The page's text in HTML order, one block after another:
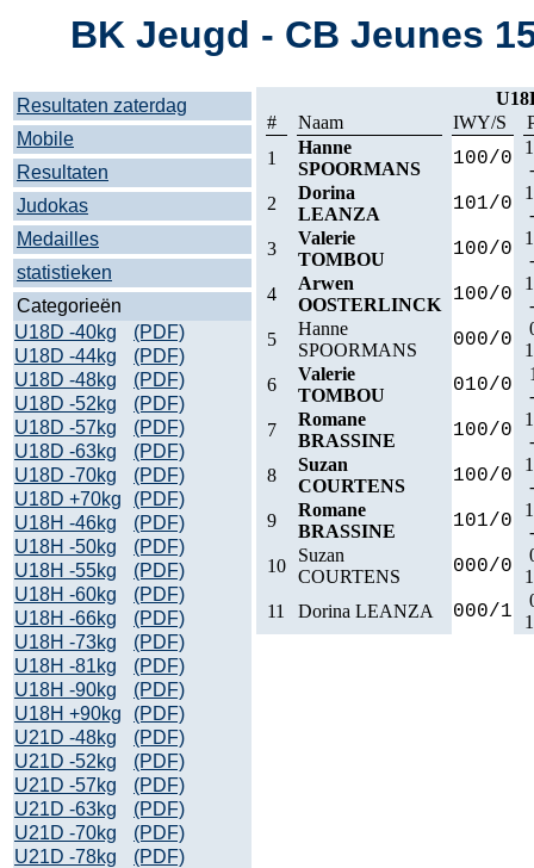
BK Jeugd - CB Jeunes
Resultaten zaterdag
Mobile
Resultaten
Judokas
Medailles
statistieken
Categorieën
U18D -40kg
(PDF)
U18D -44kg
(PDF)
U18D -48kg
(PDF)
U18D -52kg
(PDF)
U18D -57kg
(PDF)
U18D -63kg
(PDF)
U18D -70kg
(PDF)
U18D +70kg
(PDF)
U18H -46kg
(PDF)
U18H -50kg
(PDF)
U18H -55kg
(PDF)
U18H -60kg
(PDF)
U18H -66kg
(PDF)
U18H -73kg
(PDF)
U18H -81kg
(PDF)
U18H -90kg
(PDF)
U18H +90kg
(PDF)
U21D -48kg
(PDF)
U21D -52kg
(PDF)
U21D -57kg
(PDF)
U21D -63kg
(PDF)
U21D -70kg
(PDF)
U21D -78kg
(PDF)
#
Naam IWY/S
1
Hanne
SPOORMANS
100/0
2
Dorina
LEANZA
101/0
3
Valerie
TOMBOU
100/0
4
Arwen
OOSTERLINCK
100/0
5
Hanne
SPOORMANS
000/0
6
Valerie
TOMBOU
010/0
7
Romane
BRASSINE
100/0
8
Suzan
COURTENS
100/0
9
Romane
BRASSINE
101/0
10
Suzan
COURTENS
000/0
11
Dorina LEANZA 000/1